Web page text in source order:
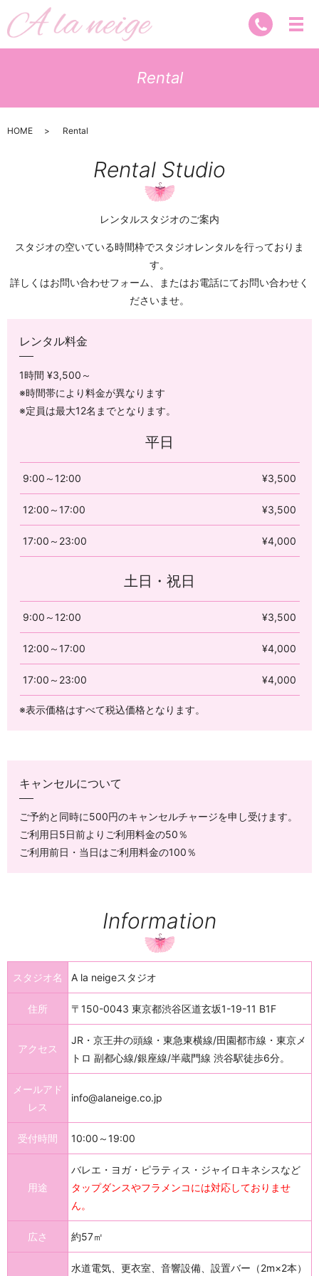
Rental
HOME Rental
Rental Studio
レンタルスタジオのご案内
スタジオの空いている時間枠でスタジオレンタルを行っておりま
す。
詳しくはお問い合わせフォーム、またはお電話にてお問い合わせく
ださいませ。
レンタル料金
1時間 ¥3,500～
※時間帯により料金が異なります
※定員は最大12名までとなります。
平日
9:00～12:00 ¥3,500
12:00～17:00 ¥3,500
17:00～23:00 ¥4,000
土日・祝日
9:00～12:00 ¥3,500
12:00～17:00 ¥4,000
17:00～23:00 ¥4,000
※表示価格はすべて税込価格となります。
キャンセルについて
ご予約と同時に500円のキャンセルチャージを申し受けます。
ご利用日5日前よりご利用料金の50％
ご利用前日・当日はご利用料金の100％
Information
スタジオ名 A la neigeスタジオ
住所 〒150-0043 東京都渋谷区道玄坂1-19-11 B1F
アクセス
JR・京王井の頭線・東急東横線/田園都市線・東京メ
トロ 副都心線/銀座線/半蔵門線 渋谷駅徒歩6分。
メールアド
レス
info@alaneige.co.jp
受付時間 10:00～19:00
用途
バレエ・ヨガ・ピラティス・ジャイロキネシスなど
タップダンスやフラメンコには対応しておりませ
ん。
広さ 約57㎡
水道電気、更衣室、音響設備、設置バー（2m×2本）